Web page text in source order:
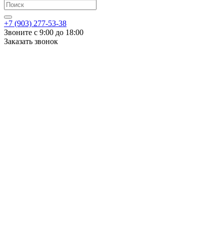
+7 (903) 277-53-38
Звоните с 9:00 до 18:00
Заказать звонок